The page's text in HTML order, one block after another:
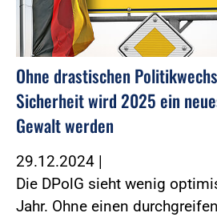
Ohne drastischen
Sicherheit wird 2025 ein
Gewalt werden
29.12.2024 |
Die DPolG sieht wenig
Jahr. Ohne einen